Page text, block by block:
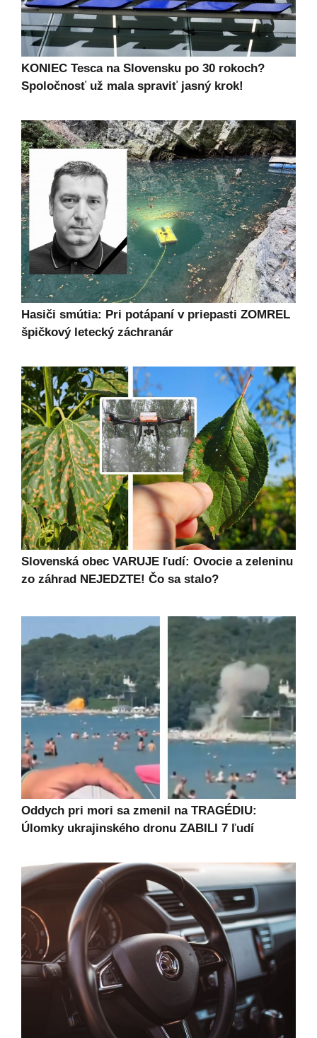
KONIEC Tesca na Slovensku po 30 rokoch?
Spoločnosť už mala spraviť jasný krok!
Hasiči smútia: Pri potápaní v priepasti ZOMREL
špičkový letecký záchranár
Slovenská obec VARUJE ľudí: Ovocie a zeleninu
zo záhrad NEJEDZTE! Čo sa stalo?
Oddych pri mori sa zmenil na TRAGÉDIU:
Úlomky ukrajinského dronu ZABILI 7 ľudí